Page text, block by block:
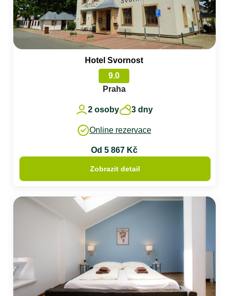
Hotel Svornost
9.0
Praha
2 osoby 3 dny
Online rezervace
Od 5 867 Kč
Zobrazit detail